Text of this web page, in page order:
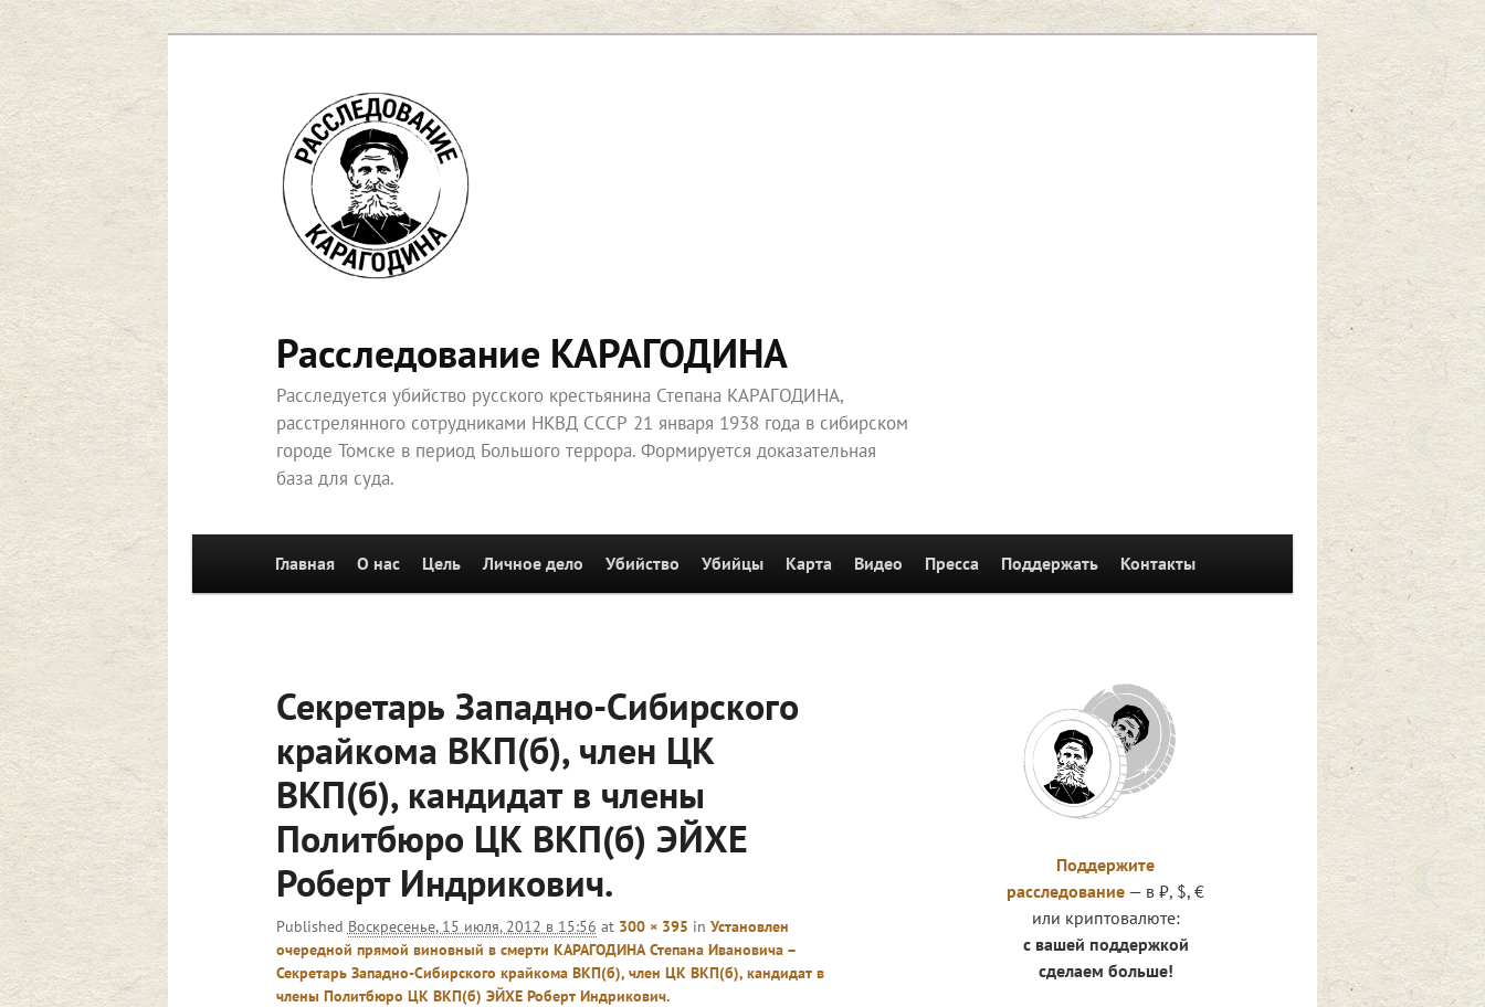
Перейти
к
основному
содержимому
Расследование КАРАГОДИНА
Расследуется убийство русского крестьянина Степана КАРАГОДИНА,
расстрелянного сотрудниками НКВД СССР 21 января 1938 года в сибирском
городе Томске в период Большого террора. Формируется доказательная
база для суда.
Перейти к основному содержимому
Главная О нас Цель Личное дело Убийство Убийцы Карта Видео Пресса Поддержать Контакты
Секретарь Западно-Сибирского
крайкома ВКП(б), член ЦК
ВКП(б), кандидат в члены
Политбюро ЦК ВКП(б) ЭЙХЕ
Роберт Индрикович.
Published Воскресенье, 15 июля, 2012 в 15:56 at 300 × 395 in Установлен
очередной прямой виновный в смерти КАРАГОДИНА Степана Ивановича –
Секретарь Западно-Сибирского крайкома ВКП(б), член ЦК ВКП(б), кандидат в
члены Политбюро ЦК ВКП(б) ЭЙХЕ Роберт Индрикович.
Поддержите
расследование — в ₽, $, €
или криптовалюте:
с вашей поддержкой
сделаем больше!